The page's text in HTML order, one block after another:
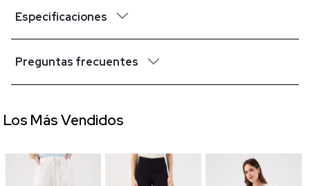
Especificaciones
Preguntas frecuentes
Los Más Vendidos